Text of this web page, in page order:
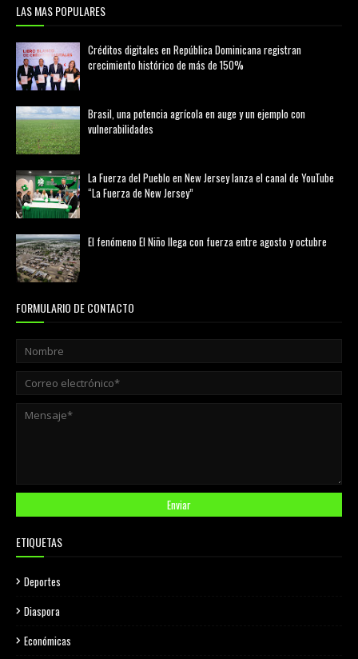
LAS MAS POPULARES
Créditos digitales en República Dominicana registran
crecimiento histórico de más de 150%
Brasil, una potencia agrícola en auge y un ejemplo con
vulnerabilidades
La Fuerza del Pueblo en New Jersey lanza el canal de YouTube
“La Fuerza de New Jersey”
El fenómeno El Niño llega con fuerza entre agosto y octubre
FORMULARIO DE CONTACTO
ETIQUETAS
Deportes
Diaspora
Económicas